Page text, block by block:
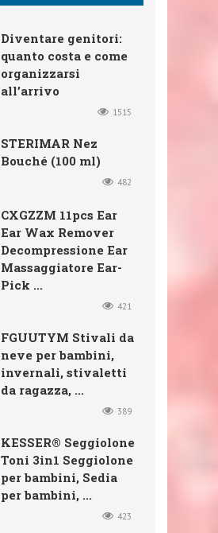
Diventare genitori:
quanto costa e come
organizzarsi
all’arrivo
1515
STERIMAR Nez
Bouché (100 ml)
482
CXGZZM 11pcs Ear
Ear Wax Remover
Decompressione Ear
Massaggiatore Ear-
Pick ...
421
FGUUTYM Stivali da
neve per bambini,
invernali, stivaletti
da ragazza, ...
389
KESSER® Seggiolone
Toni 3in1 Seggiolone
per bambini, Sedia
per bambini, ...
423